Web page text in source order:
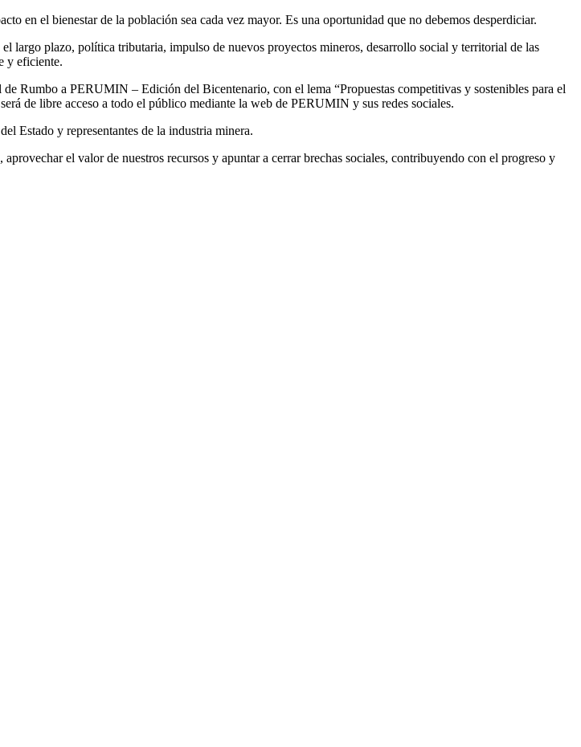
en el bienestar de la población sea cada vez mayor. Es una oportunidad que no debemos desperdiciar.
largo plazo, política tributaria, impulso de nuevos proyectos mineros, desarrollo social y territorial de las
y eficiente.
Rumbo a PERUMIN – Edición del Bicentenario, con el lema “Propuestas competitivas y sostenibles para el
de libre acceso a todo el público mediante la web de PERUMIN y sus redes sociales.
Estado y representantes de la industria minera.
el valor de nuestros recursos y apuntar a cerrar brechas sociales, contribuyendo con el progreso y